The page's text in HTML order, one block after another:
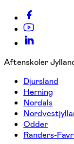
Aftenskoler
Djursland
Herning
Nordals
Odder
Randers-